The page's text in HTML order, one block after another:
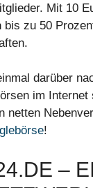
Mit 10
bis zu 50
darüber
im
netten
!
–